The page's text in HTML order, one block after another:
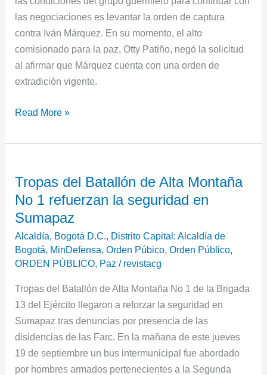
las negociaciones es levantar la orden de captura
contra Iván Márquez. En su momento, el alto
comisionado para la paz, Otty Patiño, negó la solicitud
al afirmar que Márquez cuenta con una orden de
extradición vigente.
Read More »
Tropas del Batallón de Alta Montaña
No 1 refuerzan la seguridad en
Sumapaz
Alcaldía, Bogotá D.C., Distrito Capital: Alcaldía de
Bogotá, MinDefensa,Orden Púbico,Orden Público,
ORDEN PÚBLICO, Paz / revistacg
Tropas del Batallón de Alta Montaña No 1 de la Brigada
13 del Ejército llegaron a reforzar la seguridad en
Sumapaz tras denuncias por presencia de las
disidencias de las Farc. En la mañana de este jueves
19 de septiembre un bus intermunicipal fue abordado
por hombres armados pertenecientes a la Segunda
del
Batallón
de
Alta
Montaña
No
refuerzan
la
seguridad
en
Sumapaz